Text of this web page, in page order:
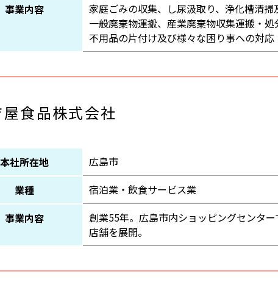
事業内容
家庭ごみの収集、し尿汲取り、浄化槽清
一般廃棄物運搬、産業廃棄物収集運搬・処
不用品の片付け及び様々な困り事への対応
食品株式会社
本社所在地
広島市
業種
宿泊業・飲食サービス業
事業内容
創業55年。広島市内ショッピングセンタ
店舗を展開。